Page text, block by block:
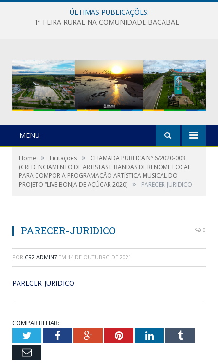
ÚLTIMAS PUBLICAÇÕES:
1ª FEIRA RURAL NA COMUNIDADE BACABAL
MENU
Home » Licitações »
CHAMADA PÚBLICA Nº 6/2020-003
(CREDENCIAMENTO DE ARTISTAS E BANDAS DE RENOME LOCAL
PARA COMPOR A PROGRAMAÇÃO ARTÍSTICA MUSICAL DO
PROJETO “LIVE BONJA DE AÇÚCAR 2020) » PARECER-JURIDICO
PARECER-JURIDICO 0
POR CR2-ADMIN7 EM 14 DE OUTUBRO DE 2021
PARECER-JURIDICO
COMPARTILHAR:
TwitterFacebookGoogle+PinterestLinkedInTumblr
Email